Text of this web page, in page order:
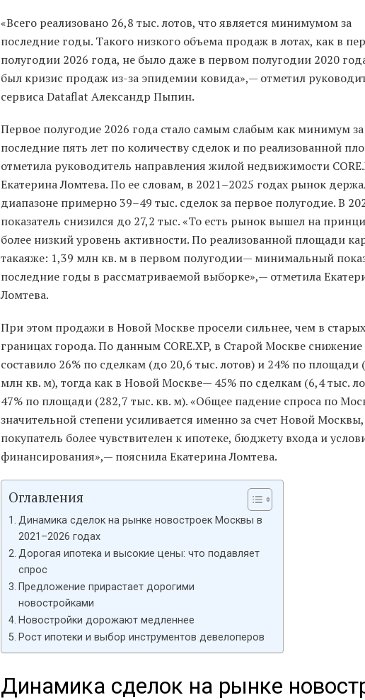
«Всего реализовано 26,8 тыс. лотов, что является минимумом за
последние годы. Такого низкого объема продаж в лотах, как в
полугодии 2026 года, не было даже в первом полугодии 2020
был кризис продаж из-за эпидемии ковида»,— отметил
сервиса Dataflat Александр Пыпин.
Первое полугодие 2026 года стало самым слабым как минимум за
последние пять лет по количеству сделок и по реализованной
отметила руководитель направления жилой недвижимости
Екатерина Ломтева. По ее словам, в 2021–2025 годах рынок
диапазоне примерно 39–49 тыс. сделок за первое полугодие. В
показатель снизился до 27,2 тыс. «То есть рынок вышел на
более низкий уровень активности. По реализованной площади
такаяже: 1,39 млн кв. м в первом полугодии— минимальный
последние годы в рассматриваемой выборке»,— отметила
Ломтева.
При этом продажи в Новой Москве просели сильнее, чем в старых
границах города. По данным CORE.XP, в Старой Москве снижение
составило 26% по сделкам (до 20,6 тыс. лотов) и 24% по площади
млн кв. м), тогда как в Новой Москве— 45% по сделкам (6,4 тыс.
47% по площади (282,7 тыс. кв. м). «Общее падение спроса по
значительной степени усиливается именно за счет Новой
покупатель более чувствителен к ипотеке, бюджету входа и
финансирования»,— пояснила Екатерина Ломтева.
Оглавления
Динамика сделок на рынке новостроек Москвы в
2021–2026 годах
Дорогая ипотека и высокие цены: что подавляет
спрос
Предложение прирастает дорогими
новостройками
Новостройки дорожают медленнее
Рост ипотеки и выбор инструментов девелоперов
Динамика сделок на рынке